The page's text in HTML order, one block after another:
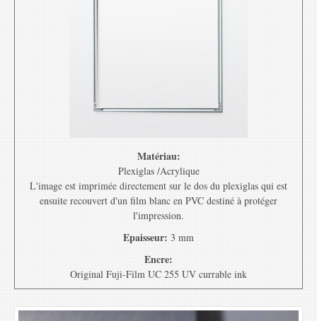
Matériau:
Plexiglas /Acrylique
L'image est imprimée directement sur le dos du plexiglas qui est
ensuite recouvert d'un film blanc en PVC destiné à protéger
l'impression.
Epaisseur: 3 mm
Encre:
Original Fuji-Film UC 255 UV currable ink